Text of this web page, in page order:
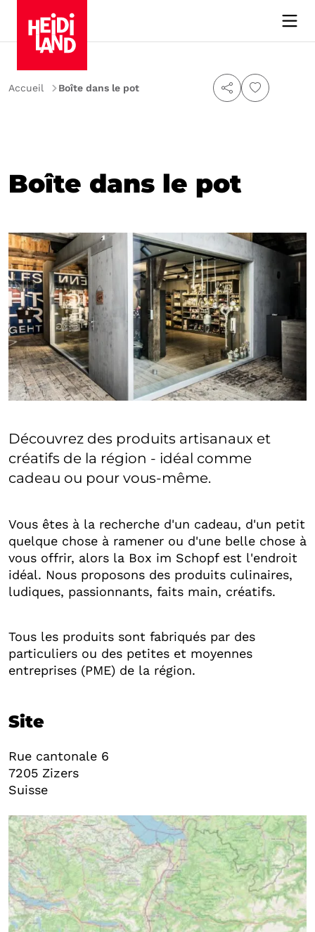
Accueil Boîte dans le pot
Boîte dans le pot
Découvrez des produits artisanaux et
créatifs de la région - idéal comme
cadeau ou pour vous-même.
Vous êtes à la recherche d'un cadeau, d'un petit
quelque chose à ramener ou d'une belle chose à
vous offrir, alors la Box im Schopf est l'endroit
idéal. Nous proposons des produits culinaires,
ludiques, passionnants, faits main, créatifs.
Tous les produits sont fabriqués par des
particuliers ou des petites et moyennes
entreprises (PME) de la région.
Site
Rue cantonale 6
7205 Zizers
Suisse